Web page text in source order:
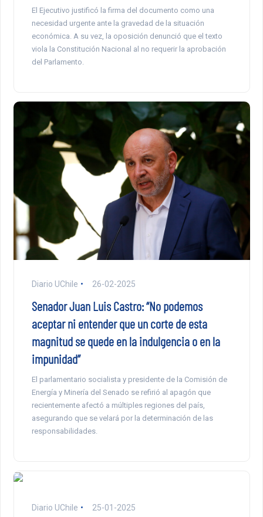
El Ejecutivo justificó la firma del documento como una
necesidad urgente ante la gravedad de la situación
económica. A su vez, la oposición denunció que el texto
viola la Constitución Nacional al no requerir la aprobación
del Parlamento.
Diario UChile 26-02-2025
Senador Juan Luis Castro: “No podemos
aceptar ni entender que un corte de esta
magnitud se quede en la indulgencia o en la
impunidad”
El parlamentario socialista y presidente de la Comisión de
Energía y Minería del Senado se refirió al apagón que
recientemente afectó a múltiples regiones del país,
asegurando que se velará por la determinación de las
responsabilidades.
Diario UChile 25-01-2025